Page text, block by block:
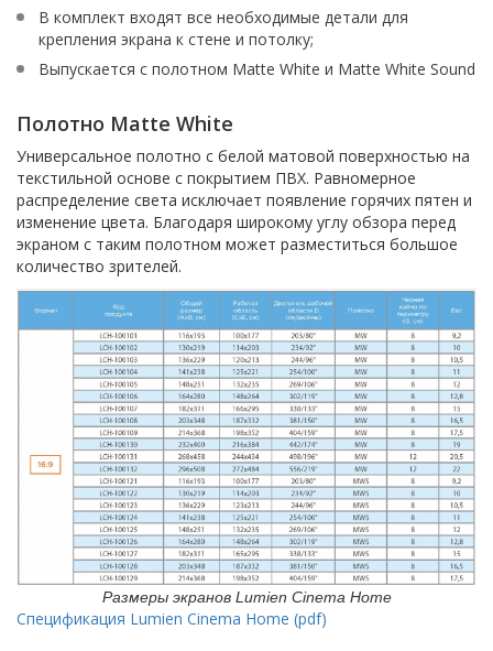
В комплект входят все необходимые детали для
крепления экрана к стене и потолку;
Выпускается с полотном Matte White и Matte White Sound
Полотно Matte White
Универсальное полотно с белой матовой поверхностью на
текстильной основе с покрытием ПВХ. Равномерное
распределение света исключает появление горячих пятен и
изменение цвета. Благодаря широкому углу обзора перед
экраном с таким полотном может разместиться большое
количество зрителей.
Размеры экранов Lumien Cinema Home
Спецификация Lumien Cinema Home (pdf)